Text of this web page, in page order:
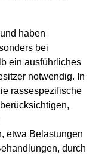
haben
bei
ein ausführliches
notwendig. In
rassespezifische
etwa Belastungen
durch